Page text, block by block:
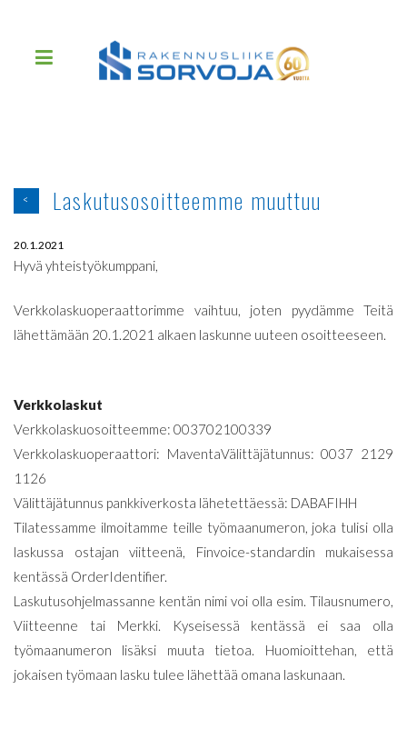
< Laskutusosoitteemme muuttuu
20.1.2021
Hyvä yhteistyökumppani,
Verkkolaskuoperaattorimme vaihtuu, joten pyydämme Teitä
lähettämään 20.1.2021 alkaen laskunne uuteen osoitteeseen.
Verkkolaskut
Verkkolaskuosoitteemme: 003702100339
Verkkolaskuoperaattori: MaventaVälittäjätunnus: 0037 2129
1126
Välittäjätunnus pankkiverkosta lähetettäessä: DABAFIHH
Tilatessamme ilmoitamme teille työmaanumeron, joka tulisi olla
laskussa ostajan viitteenä, Finvoice-standardin mukaisessa
kentässä OrderIdentifier.
Laskutusohjelmassanne kentän nimi voi olla esim. Tilausnumero,
Viitteenne tai Merkki. Kyseisessä kentässä ei saa olla
työmaanumeron lisäksi muuta tietoa. Huomioittehan, että
jokaisen työmaan lasku tulee lähettää omana laskunaan.